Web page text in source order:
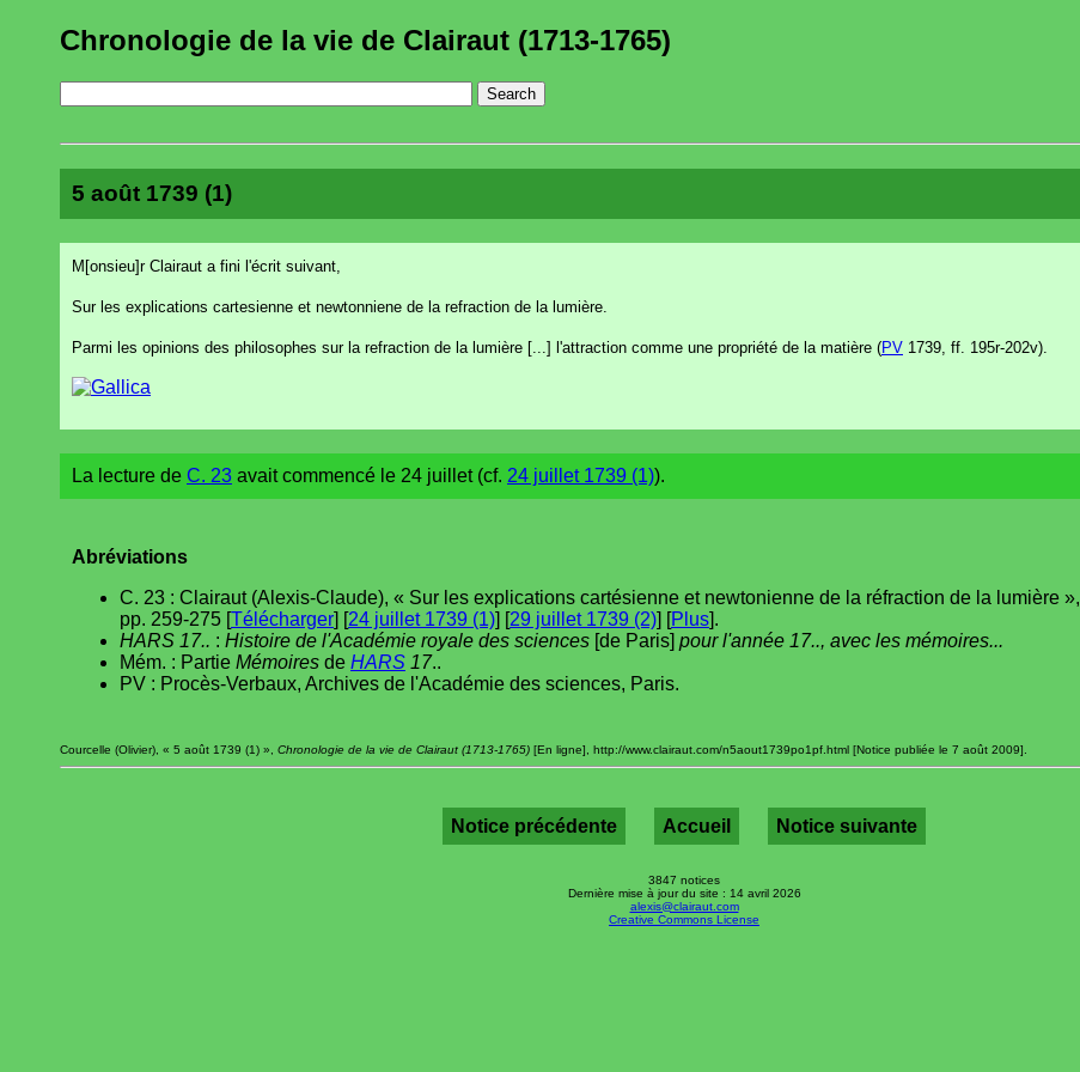
Chronologie de la vie de Clairaut (1713-1765)
5 août 1739 (1)
M[onsieu]r Clairaut a fini l'écrit suivant,
Sur les explications cartesienne et newtonniene de la refraction de la lumière.
Parmi les opinions des philosophes sur la refraction de la lumière [...] l'attraction comme une propriété de la matière (PV 1739, ff. 195r-202v).
La lecture de C. 23 avait commencé le 24 juillet (cf. 24 juillet 1739 (1)).
Abréviations
C. 23 : Clairaut (Alexis-Claude), « Sur les explications cartésienne et newtonienne de la réfraction de la lumière »,
pp. 259-275 [Télécharger] [24 juillet 1739 (1)] [29 juillet 1739 (2)] [Plus].
HARS 17.. : Histoire de l'Académie royale des sciences [de Paris] pour l'année 17.., avec les mémoires...
Mém. : Partie Mémoires de HARS 17..
PV : Procès-Verbaux, Archives de l'Académie des sciences, Paris.
Courcelle (Olivier), « 5 août 1739 (1) », Chronologie de la vie de Clairaut (1713-1765) [En ligne], http://www.clairaut.com/n5aout1739po1pf.html [Notice publiée le 7 août 2009].
Notice précédente Accueil Notice suivante
3847 notices
Dernière mise à jour du site : 14 avril 2026
alexis@clairaut.com
Creative Commons License